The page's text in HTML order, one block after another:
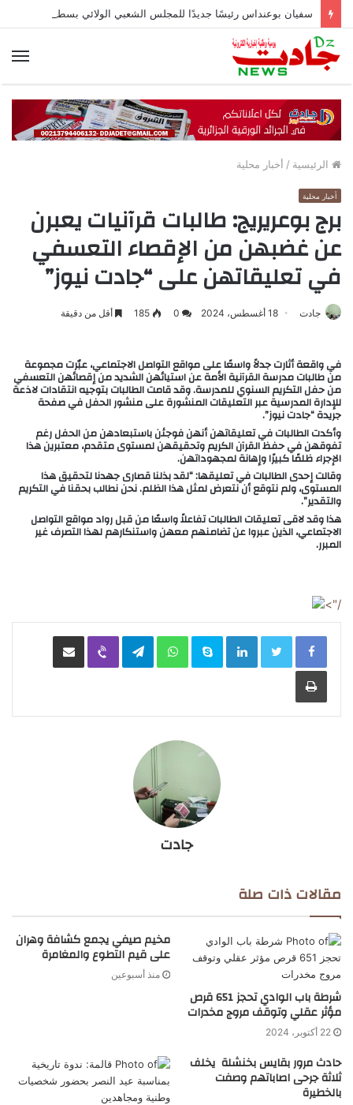
الرئيسية / أخبار محلية
أخبار محلية
برج بوعريريج: طالبات قرآنيات يعبرن
عن غضبهن من الإقصاء التعسفي
في تعليقاتهن على “جادت نيوز”
جادت 18 أغسطس، 2024 0
185 أقل من دقيقة
في واقعة أثارت جدلاً واسعًا على مواقع التواصل الاجتماعي، عبّرت مجموعة
من طالبات مدرسة القرآنية الأمة عن استيائهن الشديد من إقصائهن التعسفي
من حفل التكريم السنوي للمدرسة. وقد قامت الطالبات بتوجيه انتقادات لاذعة
للإدارة المدرسية عبر التعليقات المنشورة على منشور الحفل في صفحة
جريدة “جادت نيوز”.
وأكدت الطالبات في تعليقاتهن أنهن فوجئن باستبعادهن من الحفل رغم
تفوقهن في حفظ القرآن الكريم وتحقيقهن لمستوى متقدم، معتبرين هذا
الإجراء ظلمًا كبيرًا وإهانة لمجهوداتهن.
وقالت إحدى الطالبات في تعليقها: “لقد بذلنا قصارى جهدنا لتحقيق هذا
المستوى، ولم نتوقع أن نتعرض لمثل هذا الظلم. نحن نطالب بحقنا في التكريم
والتقدير”.
هذا وقد لاقى تعليقات الطالبات تفاعلاً واسعًا من قبل رواد مواقع التواصل
الاجتماعي، الذين عبروا عن تضامنهم معهن واستنكارهم لهذا التصرف غير
المبرر.
/">
LinkedIn
Skype
WhatsApp
Telegram
Viber مشاركة عبر البريد
طباعة
جادت
مقالات ذات صلة
شرطة باب الوادي تحجز 651 قرص
مؤثر عقلي وتوقف مروج مخدرات
22 أكتوبر، 2024
مخيم صيفي يجمع كشافة وهران
على قيم التطوع والمغامرة
منذ أسبوعين
حادث مرور بقايس بخنشلة يخلف
ثلاثة جرحى اصاباتهم وصفت
بالخطيرة